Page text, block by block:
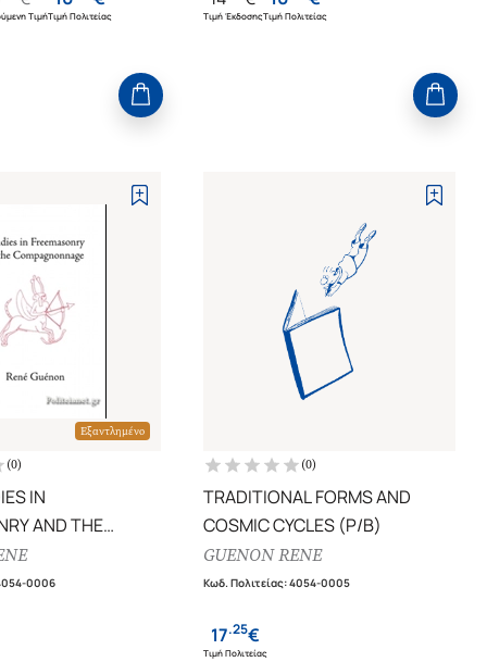
ΤιμήΤιμή Πολιτείας Τιμή ΈκδοσηςΤιμή Πολιτείας
Εξαντλημένο
(0)
IN
AND THE
0006
(0)
TRADITIONAL FORMS AND
COSMIC CYCLES (P/B)
GUENON RENE
Κωδ. Πολιτείας:4054-0005
17.25€
Τιμή Πολιτείας